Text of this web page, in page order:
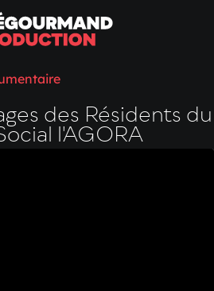
des Résidents du
l'AGORA